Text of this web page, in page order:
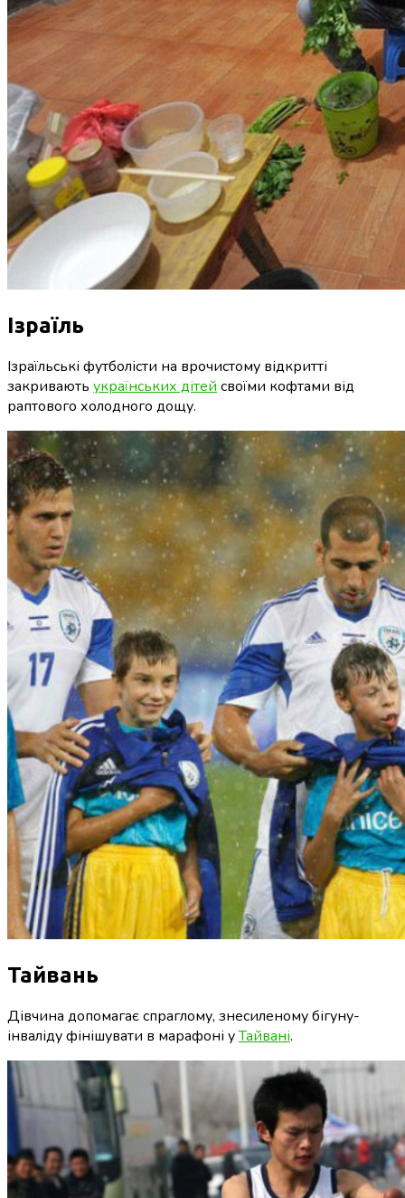
Ізраїль
Ізраїльські футболісти на врочистому відкритті
закривають українських дітей своїми кофтами від
раптового холодного дощу.
Тайвань
Дівчина допомагає спраглому, знесиленому бігуну-
інваліду фінішувати в марафоні уТайвані.